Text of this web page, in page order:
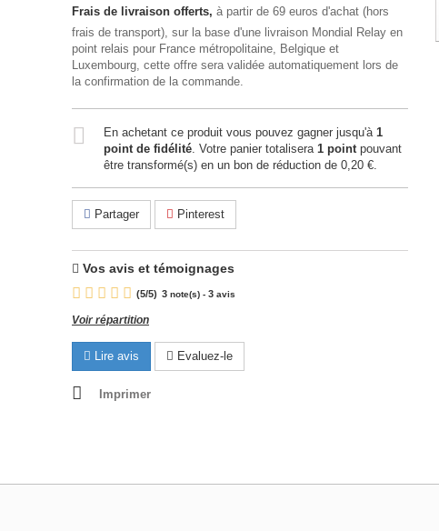
Frais de livraison offerts, à partir de 69 euros d'achat (hors
frais de transport), sur la base d'une livraison Mondial Relay en
point relais pour France métropolitaine, Belgique et
Luxembourg, cette offre sera validée automatiquement lors de
la confirmation de la commande.
En achetant ce produit vous pouvez gagner jusqu'à 1
point de fidélité. Votre panier totalisera 1 pointpouvant
être transformé(s) en un bon de réduction de 0,20 €.
Partager Pinterest
Vos avis et témoignages
(5/5) 3 note(s) - 3 avis
Voir répartition
Lire avis Evaluez-le
Imprimer